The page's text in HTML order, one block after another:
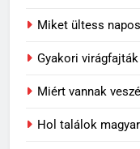
Miket ültess
Gyakori
Miért vannak
Hol találok
6